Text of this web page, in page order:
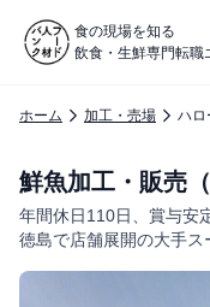
食の現場を知る
飲食・生鮮専門転職
ホーム 加工・売場 ハロ
鮮魚加工・販売
年間休日110日、賞与安
徳島で店舗展開の大手ス